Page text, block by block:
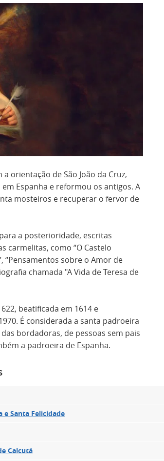
orientação de São João da Cruz,
Espanha e reformou os antigos. A
mosteiros e recuperar o fervor de
a posterioridade, escritas
carmelitas, como “O Castelo
“Pensamentos sobre o Amor de
chamada "A Vida de Teresa de
beatificada em 1614 e
É considerada a santa padroeira
bordadoras, de pessoas sem pais
a padroeira de Espanha.
e Santa Felicidade
Calcutá